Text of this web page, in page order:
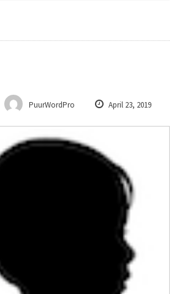
PuurWordPro April 23, 2019